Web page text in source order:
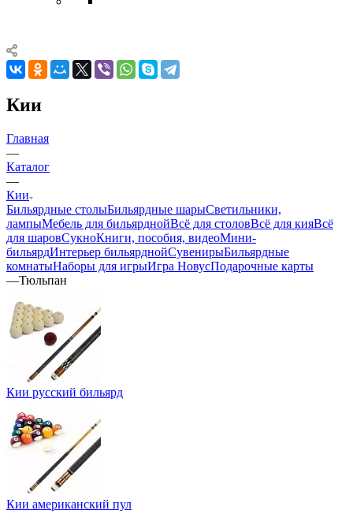
Кии
Главная
—
Каталог
—
Кии
Бильярдные столыБильярдные шарыСветильники,
лампыМебель для бильярднойВсё для столовВсё для кияВсё
для шаровСукноКниги, пособия, видеоМини-
бильярдИнтерьер бильярднойСувенирыБильярдные
комнатыНаборы для игрыИгра НовусПодарочные карты
—Тюльпан
Кии русский бильярд
Кии американский пул